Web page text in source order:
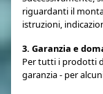
riguardanti il
istruzioni,
3. Garanzia e
Per tutti i prodotti
garanzia - per